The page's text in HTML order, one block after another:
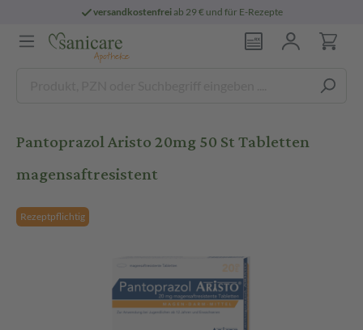
versandkostenfreiab 29 € und für E-Rezepte
Pantoprazol Aristo 20mg 50 St Tabletten
magensaftresistent
Rezeptpflichtig